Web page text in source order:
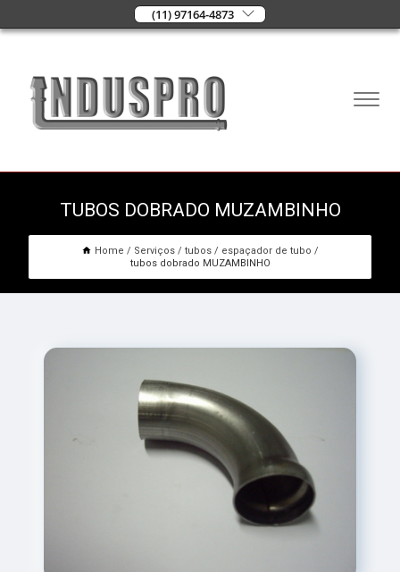
(11) 97164-4873
TUBOS DOBRADO MUZAMBINHO
Home Serviços tubos
espaçador de tubo
tubos dobrado MUZAMBINHO